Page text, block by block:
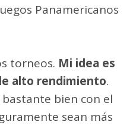
Panamericanos
torneos. Mi idea es
alto rendimiento.
bien con el
sean más